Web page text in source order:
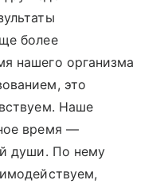
более
нашего организма
это
Наше
время —
души. По нему